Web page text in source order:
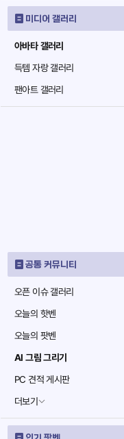
미디어 갤러리
아바타 갤러리
득템 자랑 갤러리
팬아트 갤러리
공통 커뮤니티
오픈 이슈 갤러리
오늘의 핫벤
오늘의 팟벤
AI 그림 그리기
PC 견적 게시판
더보기